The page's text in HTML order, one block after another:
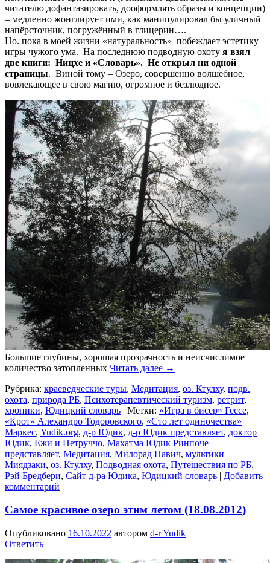
читателю дофантазировать, дооформлять образы и концепции)
– медленно жонглирует ими, как манипулировал бы уличный
напёрсточник, погружённый в глицерин….
Но. пока в моей жизни «натуральность» побеждает эстетику
игры чужого ума. На последнюю подводную охоту я взял
две книги: Ницхе и «Словарь». Не открыл ни одной
страницы. Виной тому – Озеро, совершенно волшебное,
вовлекающее в свою магию, огромное и безлюдное.
Большие глубины, хорошая прозрачность и неисчислимое
количество затопленных Читать далее →
Рубрика: краеведческие туры, Медитация, оз. Ктулху, подв.
охота, природа РБ, Психотерапевтический туризм, ретрит,
хроники, Юдицкий словарь | Метки: «Игра в бисер» Гессе,
«Крот» Алехандро Тодоровского, «Сто лет одиночества»
Маркес, Yudik.org, д-р Юдик, д-р Юдик представляет, доктор
Юдик, Ежи и Петруччо, Махатма Юдик Ринпоче
представляет, Медитация, Милорад Павич, мультики
Миядзаки, оз. Ктулху, Подводная охота, Путешествия по РБ,
Рэй Бредбери, Сайт д-ра Юдика, Юдицкий словарь | Добавить
комментарий
Самое красивое озеро этим летом (18.08.2012)
Опубликовано 16.10.2022 автором d-r Yudik
Ответить